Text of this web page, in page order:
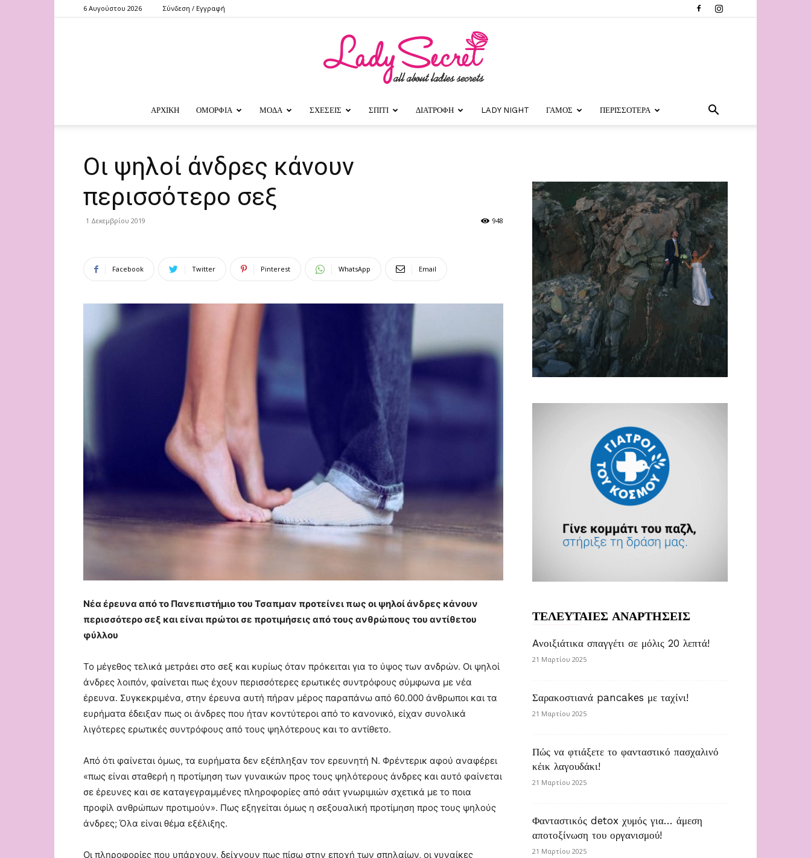
6 Αυγούστου 2026 Σύνδεση / Εγγραφή
ΑΡΧΙΚΗ ΟΜΟΡΦΙΑ ΜΟΔΑ ΣΧΕΣΕΙΣ ΣΠΙΤΙ ΔΙΑΤΡΟΦΗ LADY NIGHT ΓΑΜΟΣ ΠΕΡΙΣΣΟΤΕΡΑ
Οι ψηλοί άνδρες κάνουν
περισσότερο σεξ
1 Δεκεμβρίου 2019 948
Facebook Twitter Pinterest WhatsApp Email
Νέα έρευνα από το Πανεπιστήμιο του Τσαπμαν προτείνει πως οι ψηλοί άνδρες κάνουν
περισσότερο σεξ και είναι πρώτοι σε προτιμήσεις από τους ανθρώπους του αντίθετου
φύλλου
Το μέγεθος τελικά μετράει στο σεξ και κυρίως όταν πρόκειται για το ύψος των ανδρών. Οι ψηλοί
άνδρες λοιπόν, φαίνεται πως έχουν περισσότερες ερωτικές συντρόφους σύμφωνα με νέα
έρευνα. Συγκεκριμένα, στην έρευνα αυτή πήραν μέρος παραπάνω από 60.000 άνθρωποι και τα
ευρήματα έδειξαν πως οι άνδρες που ήταν κοντύτεροι από το κανονικό, είχαν συνολικά
λιγότερες ερωτικές συντρόφους από τους ψηλότερους και το αντίθετο.
Από ότι φαίνεται όμως, τα ευρήματα δεν εξέπληξαν τον ερευνητή Ν. Φρέντερικ αφού αναφέρει
«πως είναι σταθερή η προτίμηση των γυναικών προς τους ψηλότερους άνδρες και αυτό φαίνεται
σε έρευνες και σε καταγεγραμμένες πληροφορίες από σάιτ γνωριμιών σχετικά με το ποια
προφίλ ανθρώπων προτιμούν». Πως εξηγείται όμως η σεξουαλική προτίμηση προς τους ψηλούς
άνδρες; Όλα είναι θέμα εξέλιξης.
Οι πληροφορίες που υπάρχουν, δείχνουν πως πίσω στην εποχή των σπηλαίων, οι γυναίκες
ΤΕΛΕΥΤΑΙΕΣ ΑΝΑΡΤΗΣΕΙΣ
Aνοιξιάτικα σπαγγέτι σε μόλις 20 λεπτά!
21 Μαρτίου 2025
Σαρακοστιανά pancakes με ταχίνι!
21 Μαρτίου 2025
Πώς να φτιάξετε το φανταστικό πασχαλινό
κέικ λαγουδάκι!
21 Μαρτίου 2025
Φανταστικός detox χυμός για… άμεση
αποτοξίνωση του οργανισμού!
21 Μαρτίου 2025